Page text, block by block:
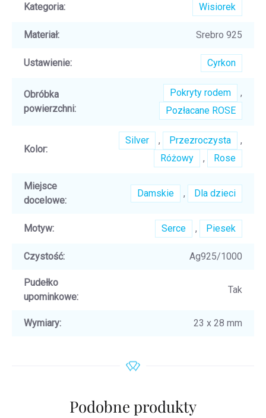
Kategoria: Wisiorek
Materiał: Srebro 925
Ustawienie: Cyrkon
Obróbka
powierzchni:
Pokryty rodem
,
Pozłacane ROSE
Kolor:
Silver , Przezroczysta
,
Różowy
, Rose
Miejsce
docelowe:
Damskie , Dla dzieci
Motyw: Serce , Piesek
Czystość: Ag925/1000
Pudełko
upominkowe:
Tak
Wymiary: 23 x 28 mm
Podobne produkty